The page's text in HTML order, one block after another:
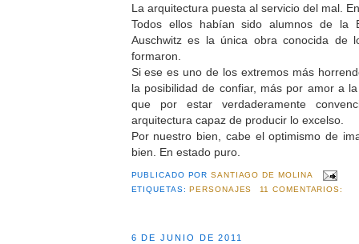
La arquitectura puesta al servicio del mal.
Todos ellos habían sido alumnos de la
Auschwitz es la única obra conocida de
formaron.
Si ese es uno de los extremos más
la posibilidad de confiar, más por amor a
que por estar verdaderamente
arquitectura capaz de producir lo excelso.
Por nuestro bien, cabe el optimismo de
bien. En estado puro.
PUBLICADO PORSANTIAGO DE MOLINA
ETIQUETAS:PERSONAJES 11 COMENTARIOS:
6 DE JUNIO DE 2011